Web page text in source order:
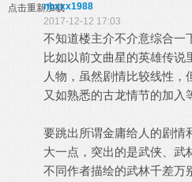
点击重新加载nbxxx1988
2017-12-12 17:03
不知道楼主介不介意综合一
比如以前文曲星的英雄传说
人物，虽然剧情比较线性，
又如熟悉的古龙情节的加入
要跳出所谓金庸给人的剧情
大一点，突出的是武侠、武
不同作者描绘的武林千差万